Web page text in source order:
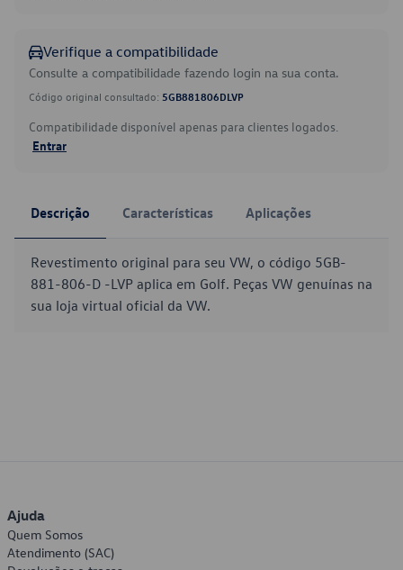
Verifique a compatibilidade
Consulte a compatibilidade fazendo login na sua conta.
Código original consultado: 5GB881806DLVP
Compatibilidade disponível apenas para clientes logados.
Entrar
Descrição Características Aplicações
Revestimento original para seu VW, o código 5GB-
881-806-D -LVP aplica em Golf. Peças VW genuínas na
sua loja virtual oficial da VW.
Ajuda
Quem Somos
Atendimento (SAC)